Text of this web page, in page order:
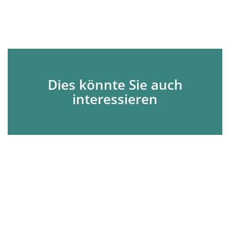
Dies könnte Sie auch
interessieren